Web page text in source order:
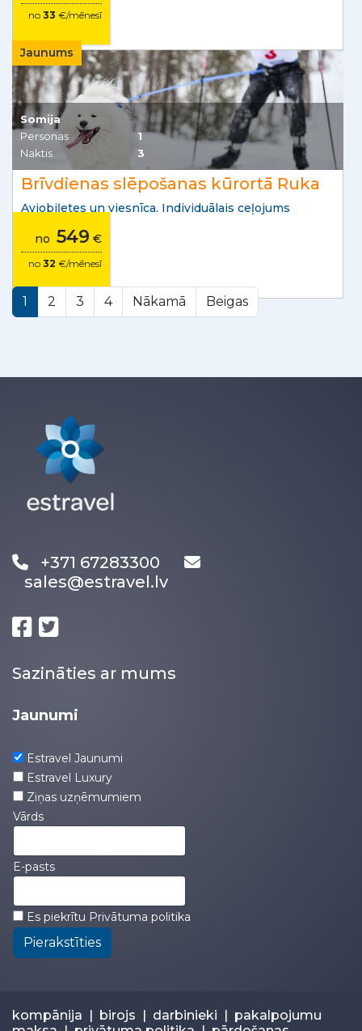
no 33 €/mēnesī
Jaunums
Somija
Personas
1
Naktis
3
Brīvdienas slēpošanas kūrortā Ruka
Aviobiļetes un viesnīca. Individuālais ceļojums
no 549 €
no 32 €/mēnesī
1 2 3 4 Nākamā Beigas
+371 67283300
sales@estravel.lv
Sazināties ar mums
Jaunumi
Estravel Jaunumi
Estravel Luxury
Ziņas uzņēmumiem
Vārds
E-pasts
Es piekrītu Privātuma politika
Pierakstīties
kompānija | birojs | darbinieki | pakalpojumu